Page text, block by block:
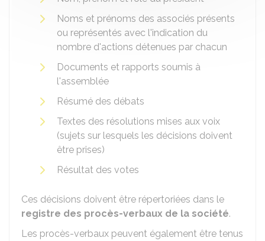
Noms et prénoms des associés présents
ou représentés avec l'indication du
nombre d'actions détenues par chacun
Documents et rapports soumis à
l'assemblée
Résumé des débats
Textes des résolutions mises aux voix
(sujets sur lesquels les décisions doivent
être prises)
Résultat des votes
Ces décisions doivent être répertoriées dans le
registre des procès-verbaux de la société.
Les procès-verbaux peuvent également être tenus